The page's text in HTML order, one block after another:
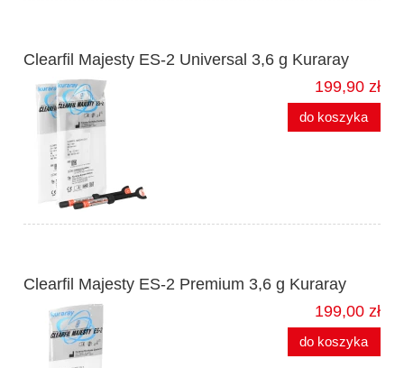
Clearfil Majesty ES-2 Universal 3,6 g Kuraray
199,90 zł
do koszyka
Clearfil Majesty ES-2 Premium 3,6 g Kuraray
199,00 zł
do koszyka